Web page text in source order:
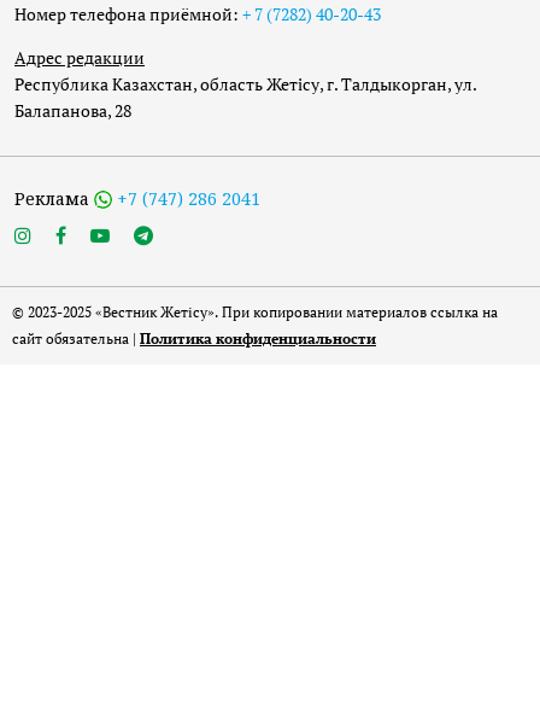
Номер телефона приёмной: + 7 (7282) 40-20-43
Адрес редакции
Республика Казахстан, область Жетісу, г. Талдыкорган, ул.
Балапанова, 28
Реклама +7 (747) 286 2041
© 2023-2025 «Вестник Жетісу». При копировании материалов ссылка на
сайт обязательна | Политика конфиденциальности